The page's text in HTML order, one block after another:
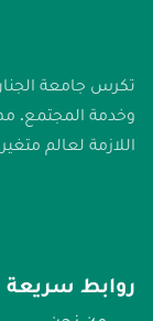
تكرس جامعة
وخدمة المجتمع.
اللازمة لعالم
روابط سريعة